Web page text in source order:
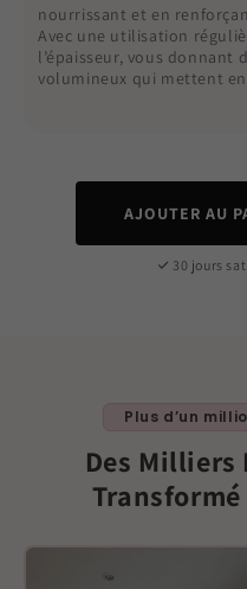
nourrissant et en
Avec une utilisation
l’épaisseur, vous donnant
volumineux qui mettent
AJOUTER AU
30 jours
Plus d’un
Des Milliers